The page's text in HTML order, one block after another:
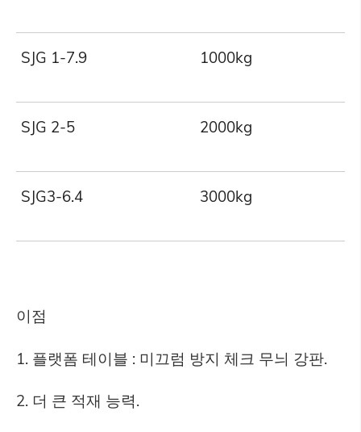
SJG 1-7.9 1000kg
SJG 2-5 2000kg
SJG3-6.4 3000kg
이점
1. 플랫폼 테이블 : 미끄럼 방지 체크 무늬 강판.
2. 더 큰 적재 능력.